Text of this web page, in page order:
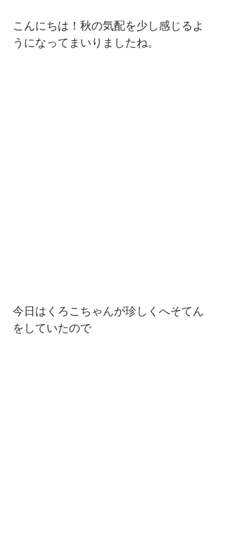
こんにちは！秋の気配を少し感じるよ
うになってまいりましたね。
今日はくろこちゃんが珍しくへそてん
をしていたので